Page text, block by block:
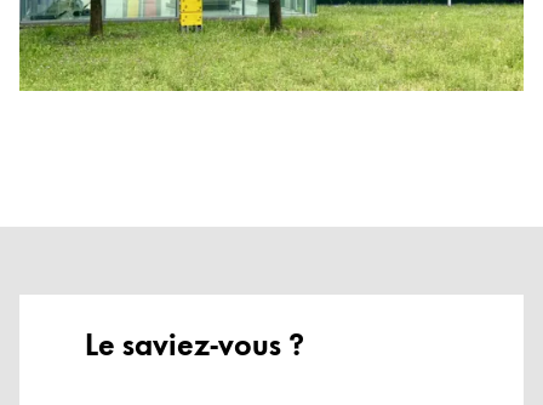
Holiday Special
LAMY pico Lx
Lettering Workshop
EntrepriseLe saviez-vous ?